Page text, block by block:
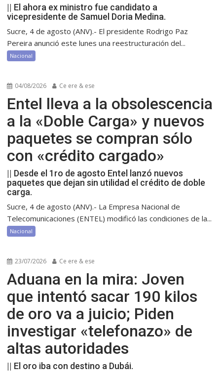
|| El ahora ex ministro fue candidato a
vicepresidente de Samuel Doria Medina.
Sucre, 4 de agosto (ANV).- El presidente Rodrigo Paz
Pereira anunció este lunes una reestructuración del...
Nacional
04/08/2026 Ce ere & ese
Entel lleva a la obsolescencia
a la «Doble Carga» y nuevos
paquetes se compran sólo
con «crédito cargado»
|| Desde el 1ro de agosto Entel lanzó nuevos
paquetes que dejan sin utilidad el crédito de doble
carga.
Sucre, 4 de agosto (ANV).- La Empresa Nacional de
Telecomunicaciones (ENTEL) modificó las condiciones de la...
Nacional
23/07/2026 Ce ere & ese
Aduana en la mira: Joven
que intentó sacar 190 kilos
de oro va a juicio; Piden
investigar «telefonazo» de
altas autoridades
|| El oro iba con destino a Dubái.